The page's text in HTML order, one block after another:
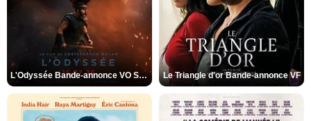
L'Odyssée Bande-annonce VO STFR Le Triangle d'or Bande-annonce VF